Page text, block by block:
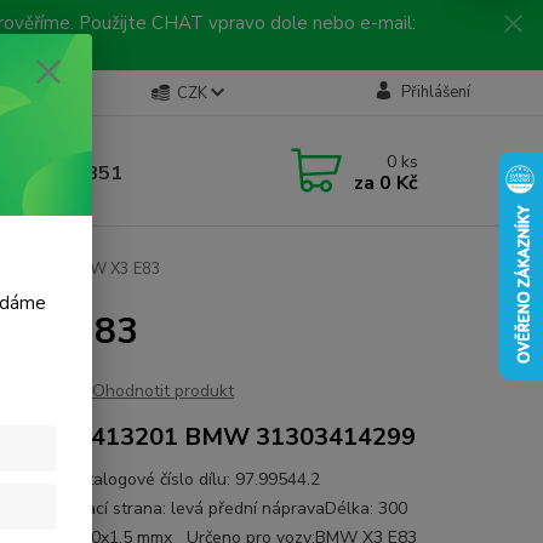
Použijte CHAT vpravo dole nebo e-mail:
Kontakty CZK Přihlášení
linka
792 217 851
9-16 hod.)
0 ks
za 0 Kč
BMW X3 E83
X3 E83
Ohodnotit produkt
31303413201 BMW 31303414299
RTS Katalogové číslo dílu: 97.99544.2
strana: levá přední nápravaDélka: 300
závit: M10x1.5 mmx Určeno pro vozy:BMW X3 E83